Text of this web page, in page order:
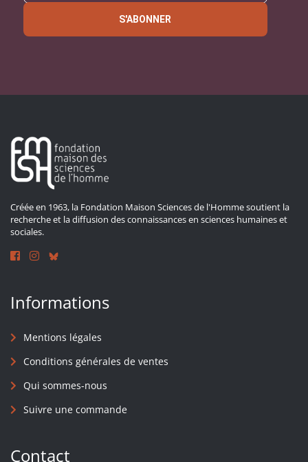
S'ABONNER
Créée en 1963, la Fondation Maison Sciences de l'Homme soutient la
recherche et la diffusion des connaissances en sciences humaines et
sociales.
Informations
Mentions légales
Conditions générales de ventes
Qui sommes-nous
Suivre une commande
Contact